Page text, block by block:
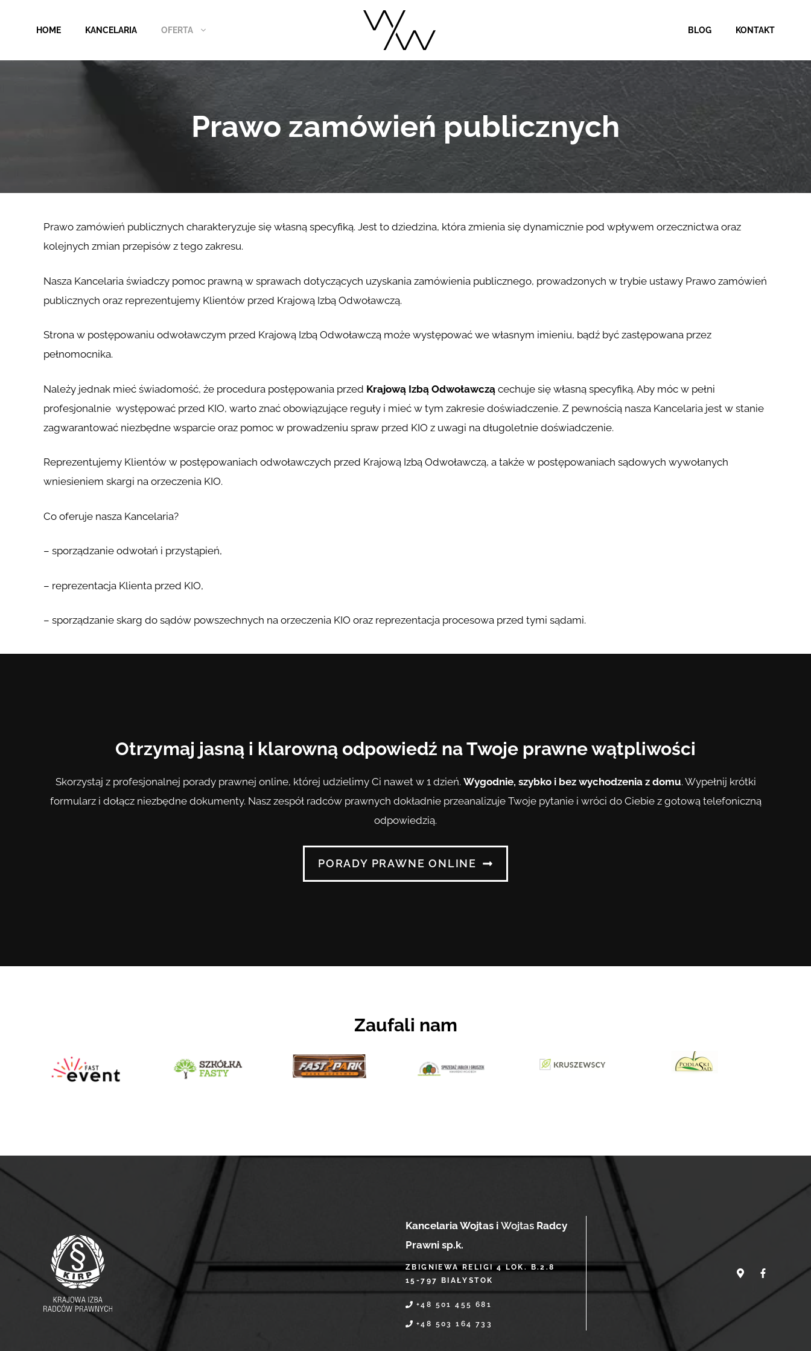
HOME KANCELARIA OFERTA BLOG KONTAKT
Prawo zamówień publicznych
Prawo zamówień publicznych charakteryzuje się własną specyfiką. Jest to dziedzina, która zmienia się dynamicznie pod wpływem orzecznictwa oraz
kolejnych zmian przepisów z tego zakresu.
Nasza Kancelaria świadczy pomoc prawną w sprawach dotyczących uzyskania zamówienia publicznego, prowadzonych w trybie ustawy Prawo zamówień
publicznych oraz reprezentujemy Klientów przed Krajową Izbą Odwoławczą.
Strona w postępowaniu odwoławczym przed Krajową Izbą Odwoławczą może występować we własnym imieniu, bądź być zastępowana przez
pełnomocnika.
Należy jednak mieć świadomość, że procedura postępowania przed Krajową Izbą Odwoławczą cechuje się własną specyfiką. Aby móc w pełni
profesjonalnie występować przed KIO, warto znać obowiązujące reguły i mieć w tym zakresie doświadczenie. Z pewnością nasza Kancelaria jest w stanie
zagwarantować niezbędne wsparcie oraz pomoc w prowadzeniu spraw przed KIO z uwagi na długoletnie doświadczenie.
Reprezentujemy Klientów w postępowaniach odwoławczych przed Krajową Izbą Odwoławczą, a także w postępowaniach sądowych wywołanych
wniesieniem skargi na orzeczenia KIO.
Co oferuje nasza Kancelaria?
– sporządzanie odwołań i przystąpień,
– reprezentacja Klienta przed KIO,
– sporządzanie skarg do sądów powszechnych na orzeczenia KIO oraz reprezentacja procesowa przed tymi sądami.
Otrzymaj jasną i klarowną odpowiedź na Twoje prawne wątpliwości
Skorzystaj z profesjonalnej porady prawnej online, której udzielimy Ci nawet w 1 dzień. Wygodnie, szybko i bez wychodzenia z domu. Wypełnij krótki
formularz i dołącz niezbędne dokumenty. Nasz zespół radców prawnych dokładnie przeanalizuje Twoje pytanie i wróci do Ciebie z gotową telefoniczną
odpowiedzią.
PORADY PRAWNE ONLINE
Zaufali nam
KancelariaWojtas i Wojtas Radcy
Prawni sp.k.
ZBIGNIEWA RELIGI 4 LOK. B.2.8
15-797 BIAŁYSTOK
+48 501 455 681
+48 503 164 733